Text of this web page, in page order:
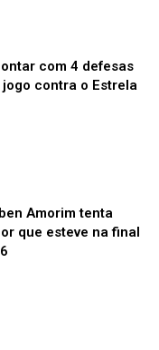
com 4 defesas
contra o Estrela
Amorim tenta
que esteve na final